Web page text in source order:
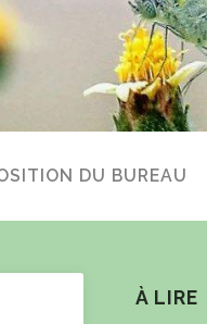
DU BUREAU
À LIRE